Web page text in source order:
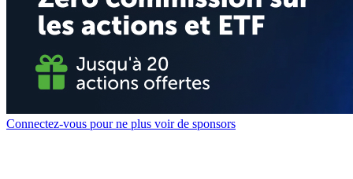
Connectez-vous pour ne plus voir de sponsors